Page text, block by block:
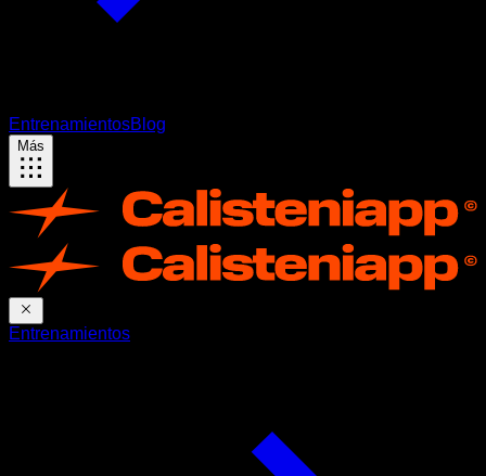
EntrenamientosBlog
Más
Entrenamientos